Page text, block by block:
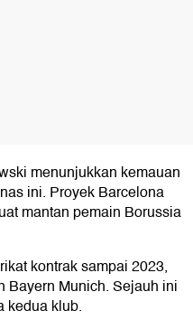
menunjukkan kemauan
ini. Proyek Barcelona
mantan pemain Borussia
kontrak sampai 2023,
Bayern Munich. Sejauh ini
kedua klub.